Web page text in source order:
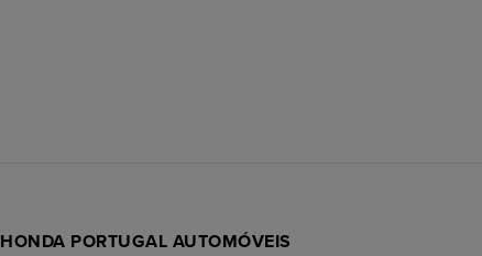
HONDA PORTUGAL AUTOMÓVEIS